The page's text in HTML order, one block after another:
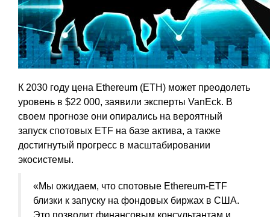
К 2030 году цена Ethereum (ETH) может преодолеть
уровень в $22 000, заявили эксперты VanEck. В
своем прогнозе они опирались на вероятный
запуск спотовых ETF на базе актива, а также
достигнутый прогресс в масштабировании
экосистемы.
«Мы ожидаем, что спотовые Ethereum-ETF
близки к запуску на фондовых биржах в США.
Это позволит финансовым консультантам и